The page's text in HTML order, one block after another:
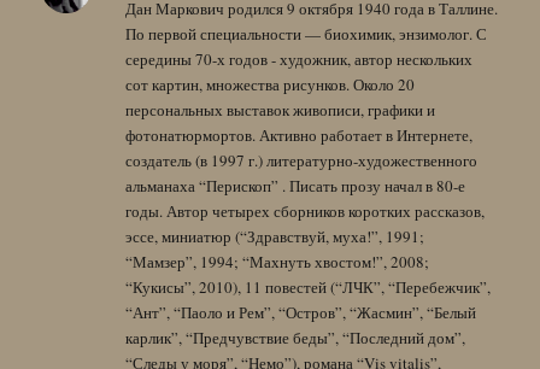
Дан Маркович родился 9 октября 1940 года в Таллине.
По первой специальности — биохимик, энзимолог. С
середины 70-х годов - художник, автор нескольких
сот картин, множества рисунков. Около 20
персональных выставок живописи, графики и
фотонатюрмортов. Активно работает в Интернете,
создатель (в 1997 г.) литературно-художественного
альманаха “Перископ” . Писать прозу начал в 80-е
годы. Автор четырех сборников коротких рассказов,
эссе, миниатюр (“Здравствуй, муха!”, 1991;
“Мамзер”, 1994; “Махнуть хвостом!”, 2008;
“Кукисы”, 2010), 11 повестей (“ЛЧК”, “Перебежчик”,
“Ант”, “Паоло и Рем”, “Остров”, “Жасмин”, “Белый
карлик”, “Предчувствие беды”, “Последний дом”,
“Следы у моря”, “Немо”), романа “Vis vitalis”,